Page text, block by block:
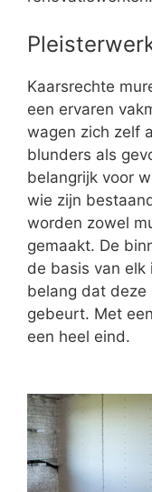
Kaarsrechte
een ervaren
wagen zich zelf
blunders als
belangrijk voor
wie zijn
worden zowel
gemaakt. De
de basis van elk
belang dat deze
gebeurt. Met
een heel eind.